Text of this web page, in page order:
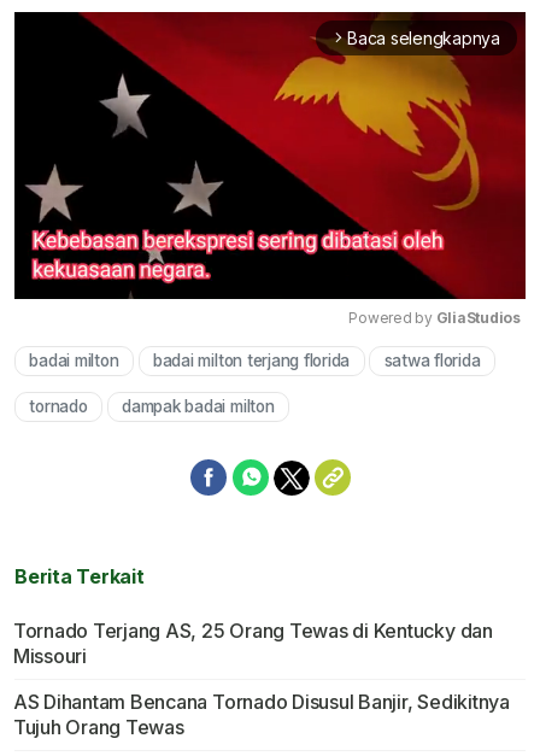
arrow_forward_ios Baca selengkapnya
Mute
Powered by GliaStudios
badai milton badai milton terjang florida satwa florida
tornado dampak badai milton
Berita Terkait
Tornado Terjang AS, 25 Orang Tewas di Kentucky dan
Missouri
AS Dihantam Bencana Tornado Disusul Banjir, Sedikitnya
Tujuh Orang Tewas